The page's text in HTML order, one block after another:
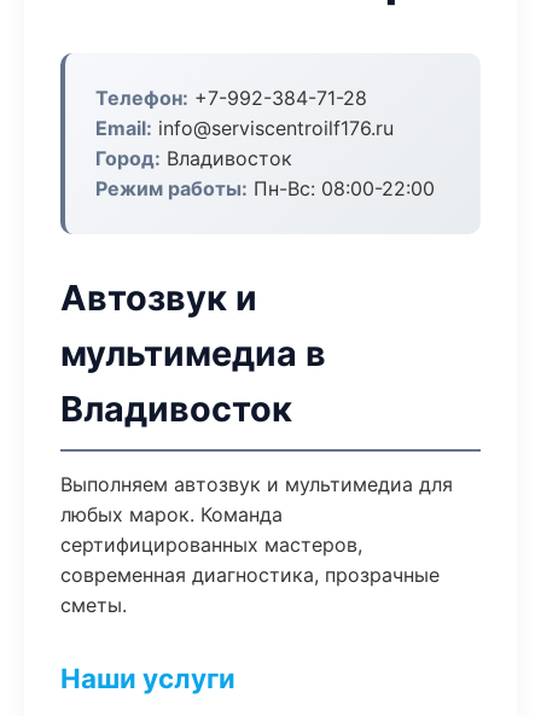
Телефон: +7-992-384-71-28
Email: info@serviscentroilf176.ru
Город: Владивосток
Режим работы: Пн-Вс: 08:00-22:00
Автозвук и
мультимедиа в
Владивосток
Выполняем автозвук и мультимедиа для
любых марок. Команда
сертифицированных мастеров,
современная диагностика, прозрачные
сметы.
Наши услуги